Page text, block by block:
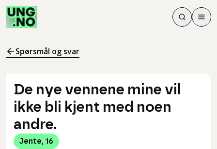
Søk
Søk
Meny
Spørsmål og svar
De nye vennene mine vil
ikke bli kjent med noen
andre.
Jente, 16